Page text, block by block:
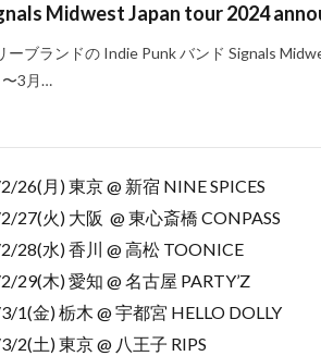
Midwest Japan tour 2024
ーブランドの Indie Punk バンド Signals
〜3月…
26(月) 東京 @ 新宿 NINE SPICES
27(火) 大阪 @ 東心斎橋 CONPASS
28(水) 香川 @ 高松 TOONICE
29(木) 愛知 @ 名古屋 PARTY’Z
1(金) 栃木 @ 宇都宮 HELLO DOLLY
2(土) 東京 @ 八王子 RIPS